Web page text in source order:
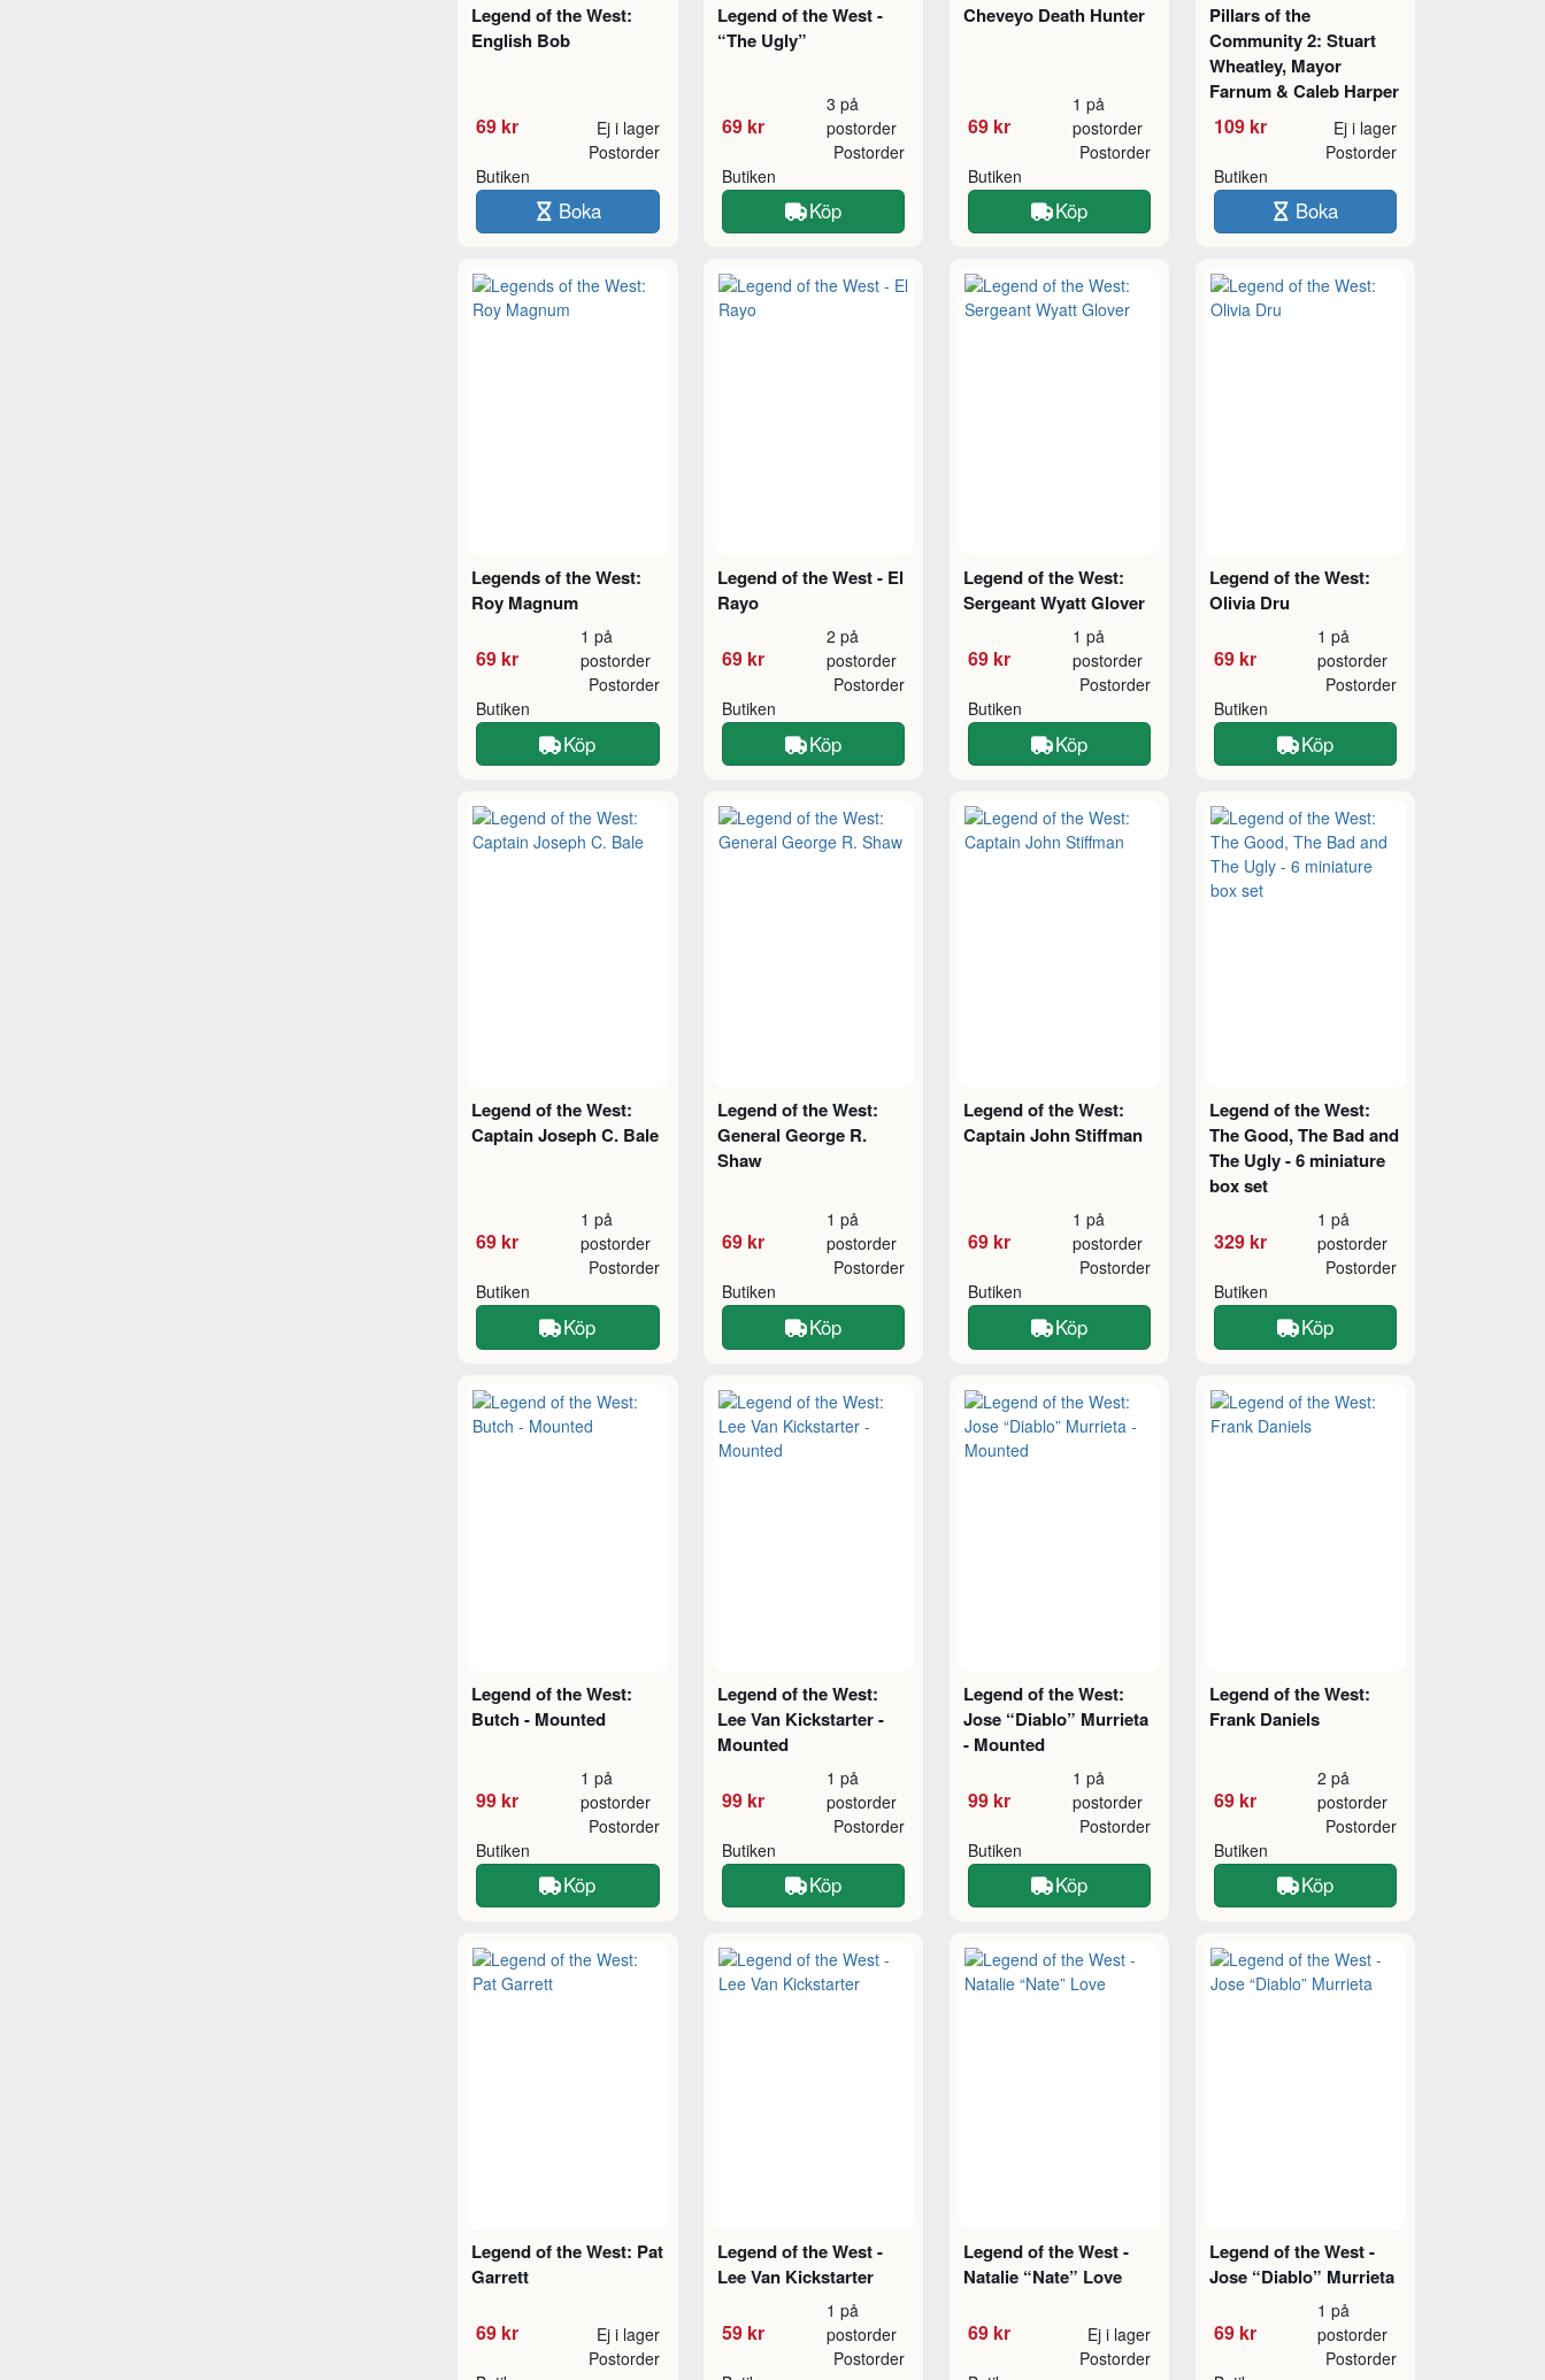
Legend of the West:
English Bob
69 kr Ej i lager
Butiken
Postorder
Boka
Legend of the West -
“The Ugly”
69 kr
3 på
postorder
Butiken
Postorder
Köp
Cheveyo Death Hunter
69 kr
1 på
postorder
Butiken
Postorder
Köp
Pillars of the
Community 2: Stuart
Wheatley, Mayor
Farnum & Caleb Harper
109 kr Ej i lager
Butiken
Postorder
Boka
Legends of the West:
Roy Magnum
69 kr
1 på
postorder
Butiken
Postorder
Köp
Legend of the West - El
Rayo
69 kr
2 på
postorder
Butiken
Postorder
Köp
Legend of the West:
Sergeant Wyatt Glover
69 kr
1 på
postorder
Butiken
Postorder
Köp
Legend of the West:
Olivia Dru
69 kr
1 på
postorder
Butiken
Postorder
Köp
Legend of the West:
Captain Joseph C. Bale
69 kr
1 på
postorder
Butiken
Postorder
Köp
Legend of the West:
General George R.
Shaw
69 kr
1 på
postorder
Butiken
Postorder
Köp
Legend of the West:
Captain John Stiffman
69 kr
1 på
postorder
Butiken
Postorder
Köp
Legend of the West:
The Good, The Bad and
The Ugly - 6 miniature
box set
329 kr
1 på
postorder
Butiken
Postorder
Köp
Legend of the West:
Butch - Mounted
99 kr
1 på
postorder
Butiken
Postorder
Köp
Legend of the West:
Lee Van Kickstarter -
Mounted
99 kr
1 på
postorder
Butiken
Postorder
Köp
Legend of the West:
Jose “Diablo” Murrieta
- Mounted
99 kr
1 på
postorder
Butiken
Postorder
Köp
Legend of the West:
Frank Daniels
69 kr
2 på
postorder
Butiken
Postorder
Köp
Legend of the West: Pat
Garrett
69 kr Ej i lager
Postorder
Legend of the West -
Lee Van Kickstarter
59 kr
1 på
postorder
Postorder
Legend of the West -
Natalie “Nate” Love
69 kr Ej i lager
Postorder
Legend of the West -
Jose “Diablo” Murrieta
69 kr
1 på
postorder
Postorder